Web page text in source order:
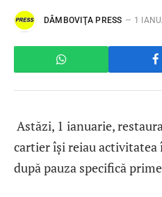
DÂMBOVIŢA PRESS 1
Astăzi, 1 ianuarie,
cartier își reiau activitatea
după pauza specifică